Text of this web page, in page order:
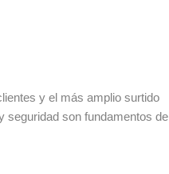
y el más amplio surtido
seguridad son fundamentos de